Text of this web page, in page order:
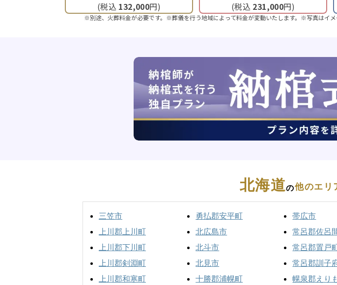
(税込 132,000円)
(税込 231,000円)
※別途、火葬料金が必要です。※葬儀を行う地域によって料金が変動いたします。※写真はイ
北海道の他のエリ
三笠市
上川郡上川町
上川郡下川町
上川郡剣淵町
上川郡和寒町
勇払郡安平町
北広島市
北斗市
北見市
十勝郡浦幌町
帯広市
常呂郡佐呂
常呂郡置戸
常呂郡訓子
幌泉郡えり